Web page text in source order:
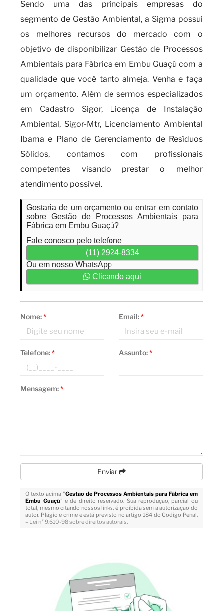
Sendo uma das principais empresas do
segmento de Gestão Ambiental, a Sigma possui
os melhores recursos do mercado com o
objetivo de disponibilizar Gestão de Processos
Ambientais para Fábrica em Embu Guaçú com a
qualidade que você tanto almeja. Venha e faça
um orçamento. Além de sermos especializados
em Cadastro Sigor, Licença de Instalação
Ambiental, Sigor-Mtr, Licenciamento Ambiental
Ibama e Plano de Gerenciamento de Resíduos
Sólidos, contamos com profissionais
competentes visando prestar o melhor
atendimento possível.
Gostaria de um orçamento ou entrar em contato
sobre Gestão de Processos Ambientais para
Fábrica em Embu Guaçú?
Fale conosco pelo telefone
(11) 2924-8334
Ou em nosso WhatsApp
Clicando aqui
Nome:* Email:*
Telefone:* Assunto:*
Mensagem:*
Enviar
O texto acima "Gestão de Processos Ambientais para Fábrica em
Embu Guaçú" é de direito reservado. Sua reprodução, parcial ou
total, mesmo citando nossos links, é proibida sem a autorização do
autor. Plágio é crime e está previsto no artigo 184 do Código Penal.
– Lei n° 9.610-98 sobre direitos autorais.